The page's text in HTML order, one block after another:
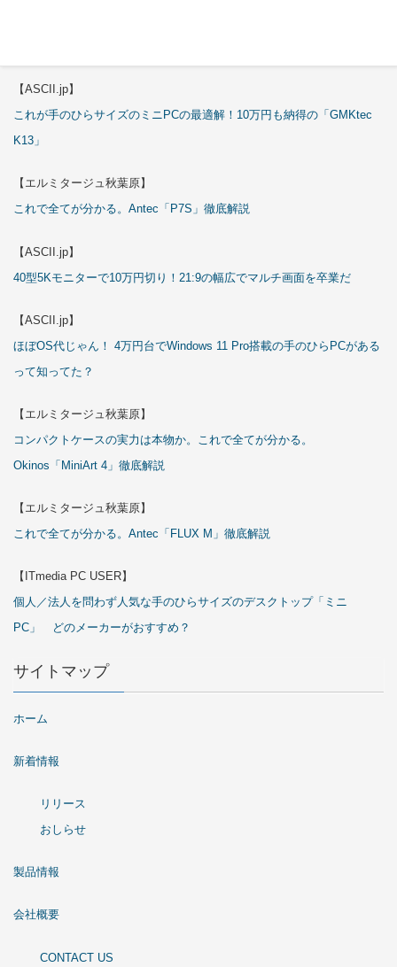
【ASCII.jp】
これが手のひらサイズのミニPCの最適解！10万円も納得の「GMKtec
K13」
【エルミタージュ秋葉原】
これで全てが分かる。Antec「P7S」徹底解説
【ASCII.jp】
40型5Kモニターで10万円切り！21:9の幅広でマルチ画面を卒業だ
【ASCII.jp】
ほぼOS代じゃん！ 4万円台でWindows 11 Pro搭載の手のひらPCがある
って知ってた？
【エルミタージュ秋葉原】
コンパクトケースの実力は本物か。これで全てが分かる。
Okinos「MiniArt 4」徹底解説
【エルミタージュ秋葉原】
これで全てが分かる。Antec「FLUX M」徹底解説
【ITmedia PC USER】
個人／法人を問わず人気な手のひらサイズのデスクトップ「ミニ
PC」 どのメーカーがおすすめ？
サイトマップ
ホーム
新着情報
リリース
おしらせ
製品情報
会社概要
CONTACT US